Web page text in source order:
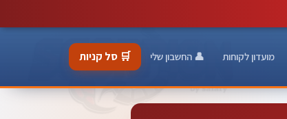
מועדון לקוחות 👤 החשבון שלי 🛒 סל קניות